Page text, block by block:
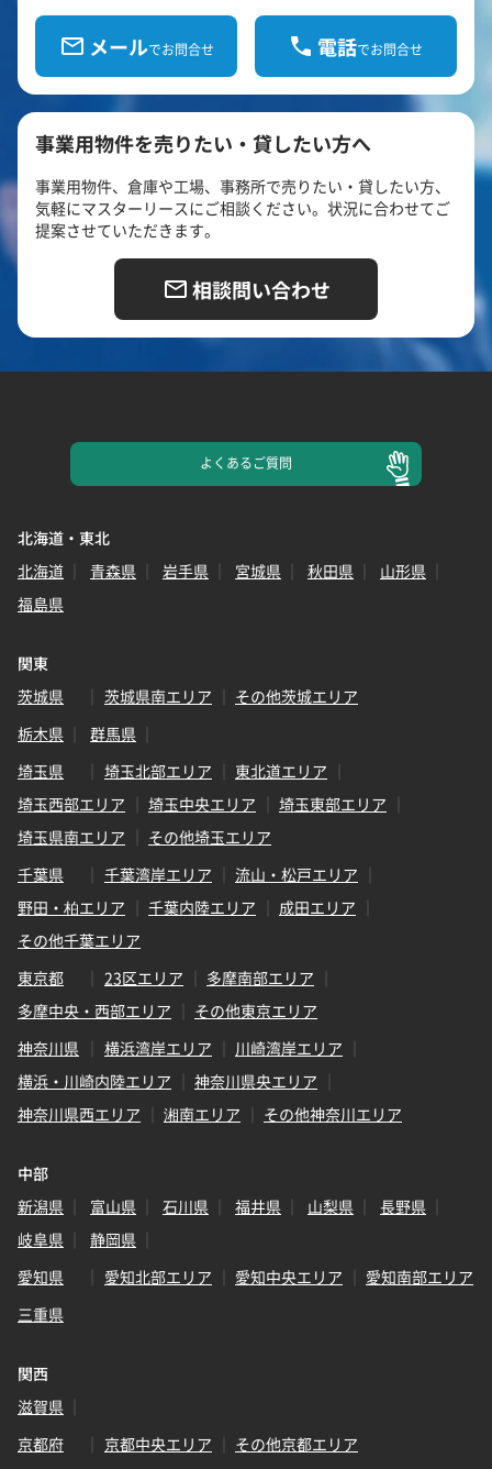
メールでお問合せ 電話でお問合せ
事業用物件を売りたい・貸したい方へ
事業用物件、倉庫や工場、事務所で売りたい・貸したい方、
気軽にマスターリースにご相談ください。状況に合わせてご
提案させていただきます。
相談問い合わせ
よくあるご質問
北海道・東北
北海道
青森県 岩手県 宮城県 秋田県
山形県
福島県
関東
茨城県
茨城県南エリア
その他茨城エリア
栃木県
群馬県
埼玉県
埼玉北部エリア
東北道エリア
埼玉西部エリア
埼玉中央エリア
埼玉東部エリア
埼玉県南エリア
その他埼玉エリア
千葉県
千葉湾岸エリア
流山・松戸エリア
野田・柏エリア
千葉内陸エリア
成田エリア
その他千葉エリア
東京都
23区エリア
多摩南部エリア
多摩中央・西部エリア
その他東京エリア
神奈川県
横浜湾岸エリア
川崎湾岸エリア
横浜・川崎内陸エリア
神奈川県央エリア
神奈川県西エリア
湘南エリア その他神奈川エリア
中部
新潟県
富山県 石川県 福井県 山梨県
長野県
岐阜県
静岡県
愛知県
愛知北部エリア 愛知中央エリア
愛知南部エリア
三重県
関西
滋賀県
京都府
京都中央エリア
その他京都エリア